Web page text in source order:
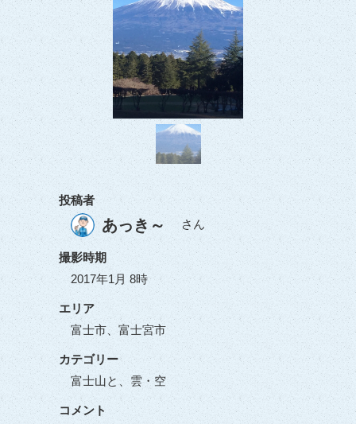
投稿者
あっき～ さん
撮影時期
2017年1月 8時
エリア
富士市、富士宮市
カテゴリー
富士山と、雲・空
コメント